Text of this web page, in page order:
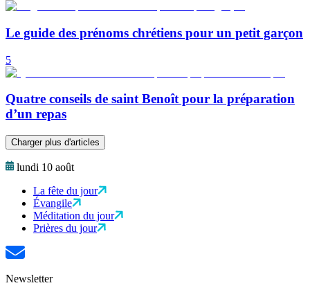
Le guide des prénoms chrétiens pour un petit garçon
5
Quatre conseils de saint Benoît pour la préparation
d’un repas
Charger plus d'articles
lundi 10 août
La fête du jour
Évangile
Méditation du jour
Prières du jour
Newsletter